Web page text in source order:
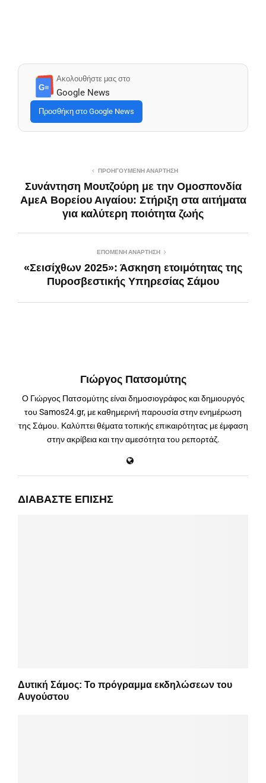
G≡
Ακολουθήστε μας στο
Google News
Προσθήκη στο Google News
ΠΡΟΗΓΟΎΜΕΝΗ ΑΝΆΡΤΗΣΗ
Συνάντηση Μουτζούρη με την Ομοσπονδία
ΑμεΑ Βορείου Αιγαίου: Στήριξη στα αιτήματα
για καλύτερη ποιότητα ζωής
ΕΠΌΜΕΝΗ ΑΝΆΡΤΗΣΗ
«Σεισίχθων 2025»: Άσκηση ετοιμότητας της
Πυροσβεστικής Υπηρεσίας Σάμου
Γιώργος Πατσομύτης
Ο Γιώργος Πατσομύτης είναι δημοσιογράφος και δημιουργός
του Samos24.gr, με καθημερινή παρουσία στην ενημέρωση
της Σάμου. Καλύπτει θέματα τοπικής επικαιρότητας με έμφαση
στην ακρίβεια και την αμεσότητα του ρεπορτάζ.
ΔΙΑΒΆΣΤΕ ΕΠΊΣΗΣ
Δυτική Σάμος: Το πρόγραμμα εκδηλώσεων του
Αυγούστου